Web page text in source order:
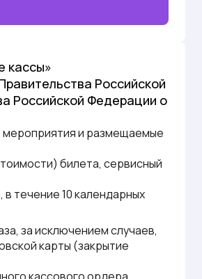
кассы»
Российской
Российской Федерации о
мероприятия и размещаемые
билета, сервисный
, в течение 10 календарных
за исключением случаев,
карты (закрытие